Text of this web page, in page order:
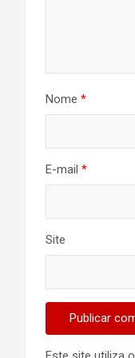
Nome *
E-mail *
Site